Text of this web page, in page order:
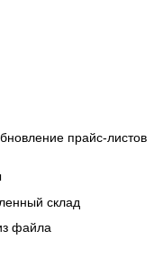
прайс-листов
склад
файла